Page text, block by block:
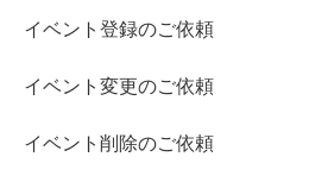
イベント登録のご依頼
イベント変更のご依頼
イベント削除のご依頼